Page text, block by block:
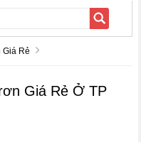
Giá Rẻ
Giá Rẻ Ở TP